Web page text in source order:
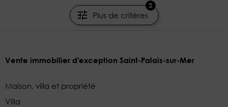
Plus de critères
2
Vente immobilier d'exception Saint-Palais-sur-Mer
Maison, villa et propriété
Villa